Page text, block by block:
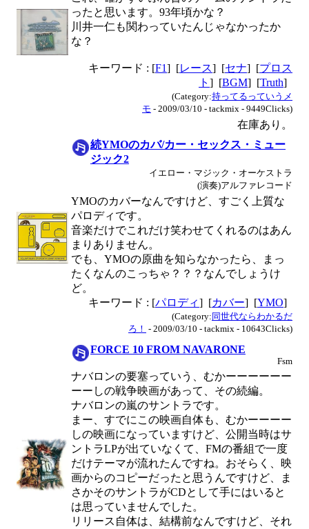
ったと思います。93年頃かな？
川井一仁も関わっていたんじゃなかったか
な？
キーワード : [F1] [レース] [セナ] [プロス
ト ] [BGM] [Truth]
(Category:持ってるっていうメ
モ - 2009/03/10 - tackmix - 9449Clicks)
在庫あり。
続YMOのカバ/カー・セックス・ミュー
ジック2
イエロー・マジック・オーケストラ
(演奏)アルファレコード
YMOのカバーなんですけど、すごく上質な
パロディです。
音楽だけでこれだけ笑わせてくれるのはあん
まりありません。
でも、YMOの原曲を知らなかったら、まっ
たくなんのこっちゃ？？？なんでしょうけ
ど。
キーワード : [パロディ] [カバー] [YMO]
(Category: 同世代ならわかるだ
ろ！ - 2009/03/10 - tackmix - 10643Clicks)
FORCE 10 FROM NAVARONE
Fsm
ナバロンの要塞っていう、むかーーーーーー
ーーしの戦争映画があって、その続編。
ナバロンの嵐のサントラです。
まー、すでにこの映画自体も、むかーーーー
しの映画になっていますけど、公開当時はサ
ントラLPが出ていなくて、FMの番組で一度
だけテーマが流れたんですね。おそらく、映
画からのコピーだったと思うんですけど、ま
さかそのサントラがCDとして手にはいると
は思っていませんでした。
リリース自体は、結構前なんですけど、それ